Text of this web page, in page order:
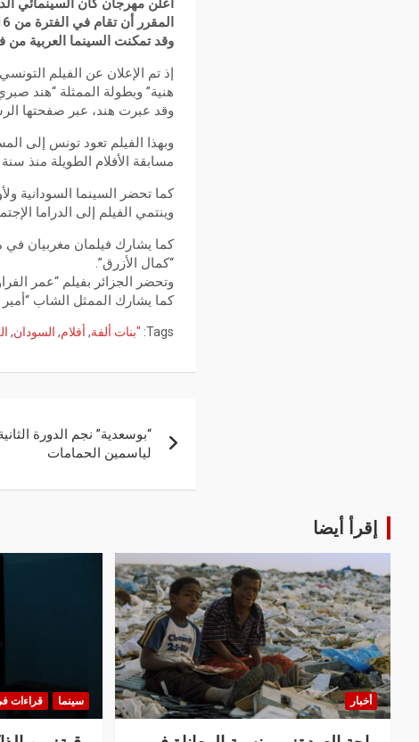
أعلن مهرجان كان السينمائي
المقرر أن تقام في الفترة من 16 إلى 17 ماي 2023.
وقد تمكنت السينما العربية
إذ تم الإعلان عن الفيلم
هنية” وبطولة الممثلة “هند
وقد عبرت هند، عبر صفحتها
مسابقة الأفلام الطويلة منذ سنة 1970 وهو عمل سينمائي للمخرج الراحل “عبد اللطيف بن عمار” بعنوان “حكاية في غاية البساطة”.
كما تحضر السينما السودانية
وينتمي الفيلم إلى الدراما
“كمال الأزرق”.
وتحضر الجزائر بفيلم “عمر
كما يشارك الممثل الشاب
Tags: "بنات ألفة, أفلام, السودان,
“بوسعدية” نجم الدورة
لياسمين الحمامات
إقرأ أيضا
أخبار سينما قراءات